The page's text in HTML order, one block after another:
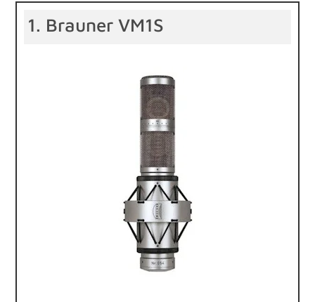
1. Brauner VM1S